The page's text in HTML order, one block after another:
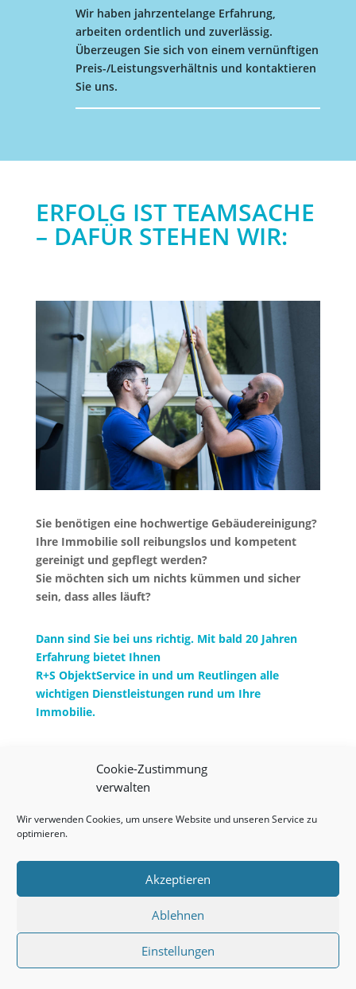
Cookie-Zustimmung
verwalten
Wir verwenden Cookies, um unsere Website und unseren Service zu
optimieren.
Akzeptieren
Ablehnen
Einstellungen
Wir haben jahrzentelange Erfahrung,
arbeiten ordentlich und zuverlässig.
Überzeugen Sie sich von einem vernünftigen
Preis-/Leistungsverhältnis und kontaktieren
Sie uns.
ERFOLG IST TEAMSACHE
– DAFÜR STEHEN WIR:
Sie benötigen eine hochwertige Gebäudereinigung?
Ihre Immobilie soll reibungslos und kompetent
gereinigt und gepflegt werden?
Sie möchten sich um nichts kümmen und sicher
sein, dass alles läuft?
Dann sind Sie bei uns richtig. Mit bald 20 Jahren
Erfahrung bietet Ihnen
R+S ObjektService in und um Reutlingen alle
wichtigen Dienstleistungen rund um Ihre
Immobilie.
sauber ist. “
DIGITALE
QUALITÄTSSICHERUNG